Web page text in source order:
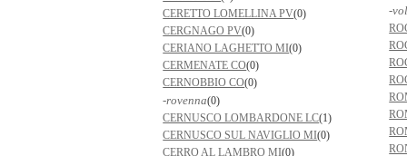
CERETTO LOMELLINA PV(0)
CERGNAGO PV(0)
CERIANO LAGHETTO MI(0)
CERMENATE CO(0)
CERNOBBIO CO(0)
-rovenna(0)
CERNUSCO LOMBARDONE LC(1)
CERNUSCO SUL NAVIGLIO MI(0)
CERRO AL LAMBRO MI(0)
-